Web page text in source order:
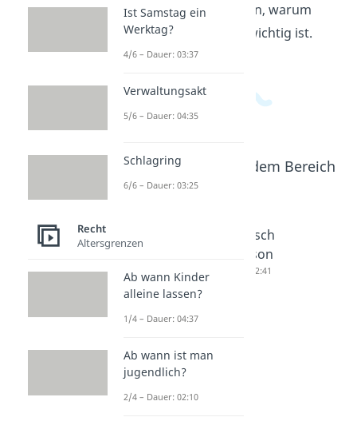
Videos wirst du verstehen, warum
Verhältnismäßigkeit so wichtig ist.
Beliebte Inhalte aus dem Bereich
Verjähru
ng
Dauer: 04:49 Dauer: 04:09
Juristisch
e Person
Dauer: 02:41
Ist Samstag ein
Werktag?
4/6 – Dauer: 03:37
Verwaltungsakt
5/6 – Dauer: 04:35
Schlagring
6/6 – Dauer: 03:25
Recht
Altersgrenzen
Ab wann Kinder
alleine lassen?
1/4 – Dauer: 04:37
Ab wann ist man
jugendlich?
2/4 – Dauer: 02:10